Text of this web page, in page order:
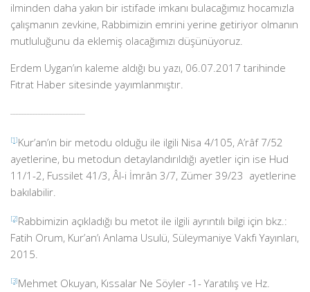
ilminden daha yakın bir istifade imkanı bulacağımız hocamızla
çalışmanın zevkine, Rabbimizin emrini yerine getiriyor olmanın
mutluluğunu da eklemiş olacağımızı düşünüyoruz.
Erdem Uygan’ın kaleme aldığı bu yazı, 06.07.2017 tarihinde
Fıtrat Haber sitesinde yayımlanmıştır.
[1]Kur’an’ın bir metodu olduğu ile ilgili Nisa 4/105, A’râf 7/52
ayetlerine, bu metodun detaylandırıldığı ayetler için ise Hud
11/1-2, Fussilet 41/3, Âl-i İmrân 3/7, Zümer 39/23 ayetlerine
bakılabilir.
[2]Rabbimizin açıkladığı bu metot ile ilgili ayrıntılı bilgi için bkz.:
Fatih Orum, Kur’an’ı Anlama Usulü, Süleymaniye Vakfı Yayınları,
2015.
[3]Mehmet Okuyan, Kıssalar Ne Söyler -1- Yaratılış ve Hz.